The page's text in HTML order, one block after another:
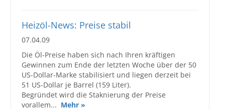
Heizöl-News: Preise stabil
07.04.09
Die Öl-Preise haben sich nach Ihren kräftigen
Gewinnen zum Ende der letzten Woche über der 50
US-Dollar-Marke stabilisiert und liegen derzeit bei
51 US-Dollar je Barrel (159 Liter).
Begründet wird die Staknierung der Preise
vorallem... Mehr »